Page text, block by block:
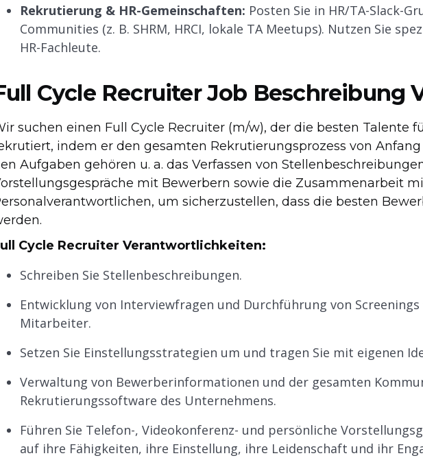
Rekrutierung & HR-Gemeinschaften: Posten Sie in HR/TA-Slack-
Communities (z. B. SHRM, HRCI, lokale TA Meetups). Nutzen Sie
HR-Fachleute.
Cycle Recruiter Job Beschreibung
suchen einen Full Cycle Recruiter (m/w), der die besten Talente
indem er den gesamten Rekrutierungsprozess von Anfang
Aufgaben gehören u. a. das Verfassen von
mit Bewerbern sowie die Zusammenarbeit
um sicherzustellen, dass die besten
Cycle Recruiter Verantwortlichkeiten:
Schreiben Sie Stellenbeschreibungen.
Entwicklung von Interviewfragen und Durchführung von
Mitarbeiter.
Setzen Sie Einstellungsstrategien um und tragen Sie mit eigenen
Verwaltung von Bewerberinformationen und der gesamten
Rekrutierungssoftware des Unternehmens.
Führen Sie Telefon-, Videokonferenz- und persönliche
auf ihre Fähigkeiten, ihre Einstellung, ihre Leidenschaft und ihr